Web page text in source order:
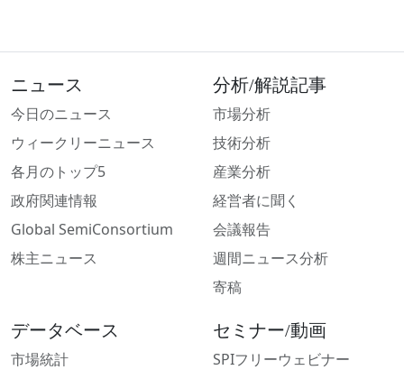
ニュース
今日のニュース
ウィークリーニュース
各月のトップ5
政府関連情報
Global SemiConsortium
株主ニュース
分析/解説記事
市場分析
技術分析
産業分析
経営者に聞く
会議報告
週間ニュース分析
寄稿
データベース
市場統計
セミナー/動画
SPIフリーウェビナー